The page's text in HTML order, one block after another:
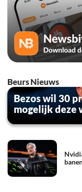
Beurs Nieuws
Bezos wil 30
mogelijk deze